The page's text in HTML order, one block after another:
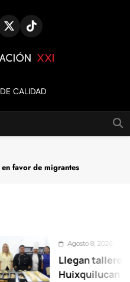
XXI
CALIDAD
favor de migrantes
Agosto 8, 2026
Llegan talleres de
Huixquilucan